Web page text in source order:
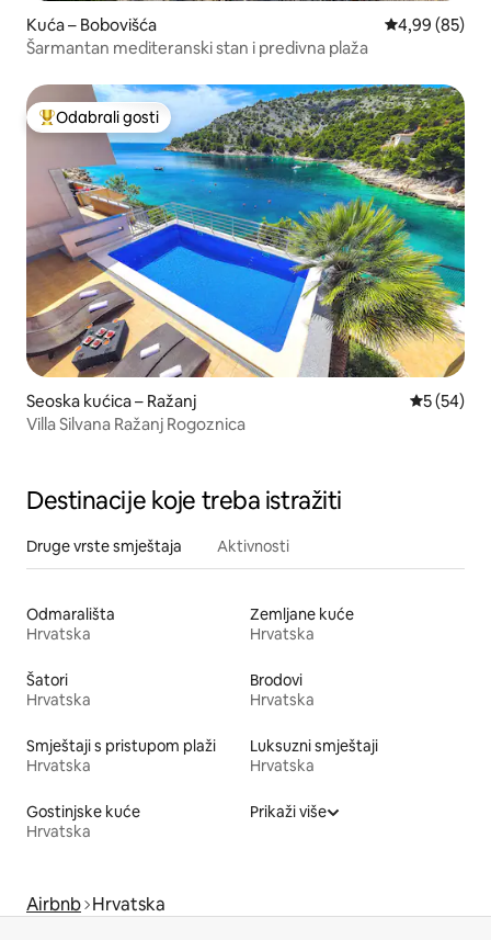
Kuća – Bobovišća Prosječna
4,99 (85)
Šarmantan mediteranski stan i predivna plaža
Među najviše rangiranima s oznakom „Odabrali gosti”
Odabrali gosti
Seoska kućica – Ražanj Prosječna
5 (54)
Villa Silvana Ražanj Rogoznica
Destinacije koje treba istražiti
Druge vrste smještaja Aktivnosti
Odmarališta
Hrvatska
Zemljane kuće
Hrvatska
Šatori
Hrvatska
Brodovi
Hrvatska
Smještaji s pristupom plaži
Hrvatska
Luksuzni smještaji
Hrvatska
Gostinjske kuće
Hrvatska
Prikaži više
Airbnb Hrvatska